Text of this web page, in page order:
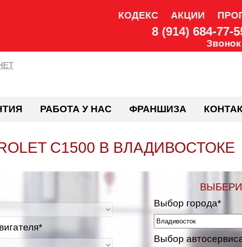
КОДЕКС АКЦИИ
8 (914) 684-77-
РАБОТА У НАС ФРАНШИЗА
C1500 В ВЛАДИВОСТОКЕ
Выбор города*
Выбор